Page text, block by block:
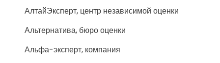
АлтайЭксперт, центр независимой оценки
Альтернатива, бюро оценки
Альфа-эксперт, компания